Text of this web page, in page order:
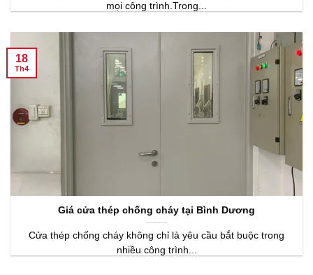
mọi công trình.Trong...
Giá cửa thép chống cháy tại Bình Dương
Cửa thép chống cháy không chỉ là yêu cầu bắt buộc trong
nhiều công trình...
18
Th4